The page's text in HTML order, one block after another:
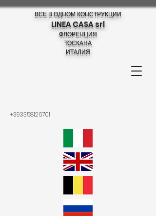
ВСЕ В ОДНОМ КОНСТРУКЦИИ
LINEA CASA srl
ФЛОРЕНЦИЯ
ТОСКАНА
ИТАЛИЯ
+393358126701